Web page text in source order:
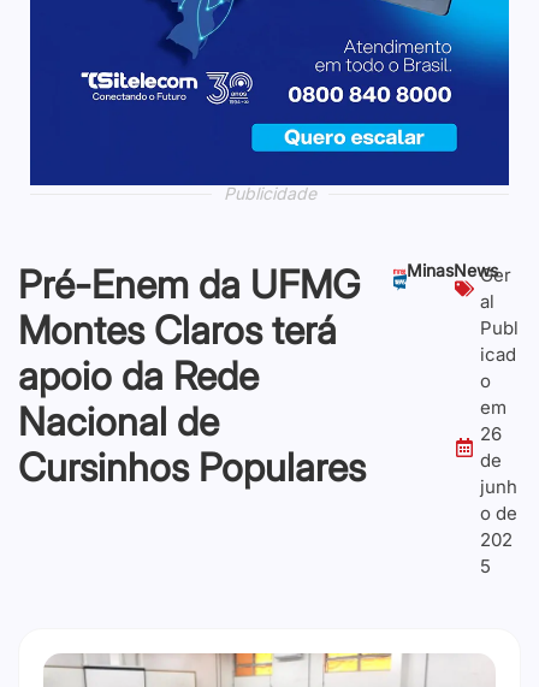
Publicidade
Publicidade
Publicidade
Publicidade
Publicidade
Publicidade
Publicidade
Publicidade
MinasNews
Ger
al
Publ
icad
o
em
26
de
junh
o de
202
5
Pré-Enem da UFMG
Montes Claros terá
apoio da Rede
Nacional de
Cursinhos Populares